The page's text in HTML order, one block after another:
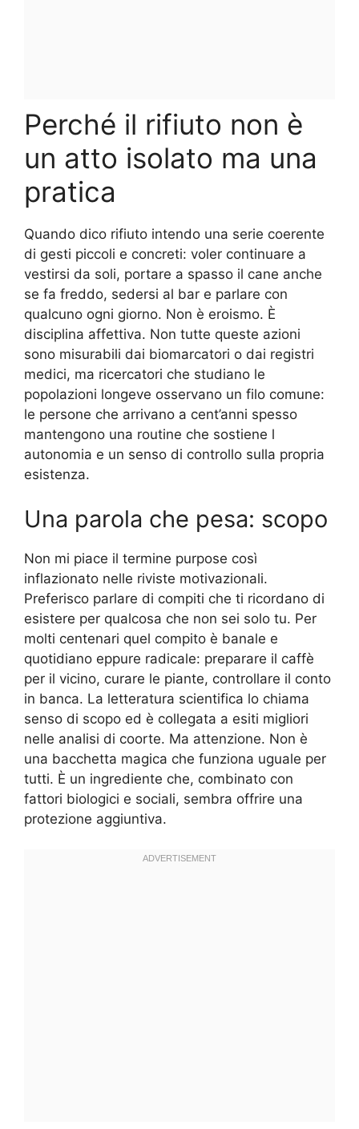
Perché il rifiuto non è
un atto isolato ma una
pratica
Quando dico rifiuto intendo una serie coerente
di gesti piccoli e concreti: voler continuare a
vestirsi da soli, portare a spasso il cane anche
se fa freddo, sedersi al bar e parlare con
qualcuno ogni giorno. Non è eroismo. È
disciplina affettiva. Non tutte queste azioni
sono misurabili dai biomarcatori o dai registri
medici, ma ricercatori che studiano le
popolazioni longeve osservano un filo comune:
le persone che arrivano a cent’anni spesso
mantengono una routine che sostiene l
autonomia e un senso di controllo sulla propria
esistenza.
Una parola che pesa: scopo
Non mi piace il termine purpose così
inflazionato nelle riviste motivazionali.
Preferisco parlare di compiti che ti ricordano di
esistere per qualcosa che non sei solo tu. Per
molti centenari quel compito è banale e
quotidiano eppure radicale: preparare il caffè
per il vicino, curare le piante, controllare il conto
in banca. La letteratura scientifica lo chiama
senso di scopo ed è collegata a esiti migliori
nelle analisi di coorte. Ma attenzione. Non è
una bacchetta magica che funziona uguale per
tutti. È un ingrediente che, combinato con
fattori biologici e sociali, sembra offrire una
protezione aggiuntiva.